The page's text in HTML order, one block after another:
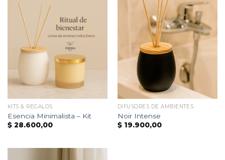
KITS & REGALOS
Esencia Minimalista – Kit
$28.600,00
DIFUSORES DE AMBIENTES
Noir Intense
$19.900,00